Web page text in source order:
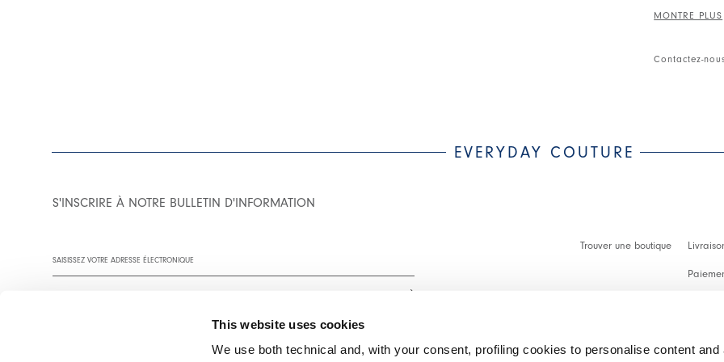
This website uses cookies
We use both technical and, with your consent, profiling cookies to personalise content and
Col droit
bande
Contactez-
EVERYDAY COUTURE
S'INSCRIRE À NOTRE BULLETIN D'INFORMATION
Trouver une boutique